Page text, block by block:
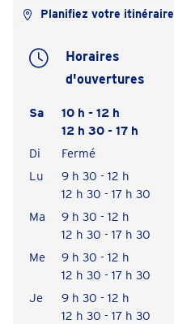
Planifiez votre itinéraire
Horaires
d'ouvertures
Sa
10 h - 12 h
12 h 30 - 17 h
Di
Fermé
Lu
9 h 30 - 12 h
12 h 30 - 17 h 30
Ma
9 h 30 - 12 h
12 h 30 - 17 h 30
Me
9 h 30 - 12 h
12 h 30 - 17 h 30
Je
9 h 30 - 12 h
12 h 30 - 17 h 30